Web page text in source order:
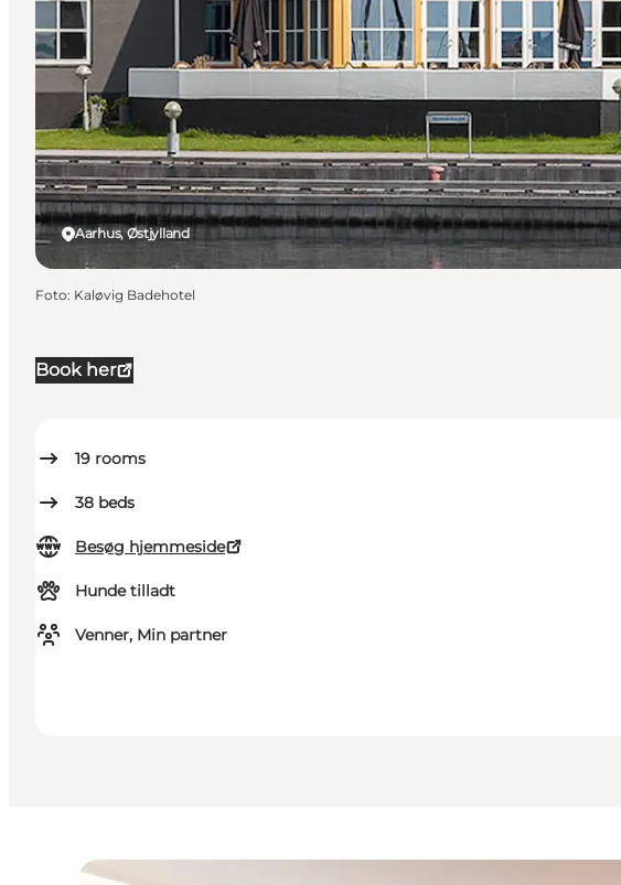
Book her
19 rooms
38 beds
Besøg hjemmeside
Hunde tilladt
Venner, Min partner
Aarhus, Østjylland
Foto: Kaløvig Badehotel